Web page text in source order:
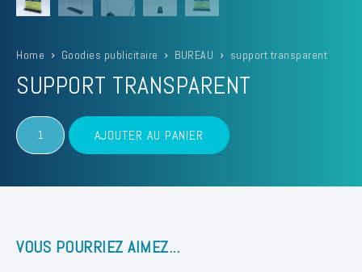
Home Goodies publicitaire BUREAU support transparent
SUPPORT TRANSPARENT
quantité
de
support
AJOUTER AU PANIER
VOUS POURRIEZ AIMEZ...